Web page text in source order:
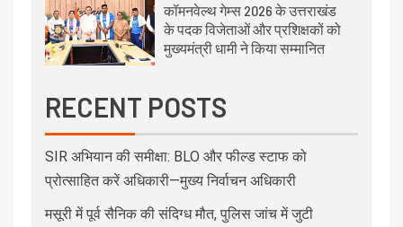
कॉमनवेल्थ गेम्स 2026 के उत्तराखंड
के पदक विजेताओं और प्रशिक्षकों को
मुख्यमंत्री धामी ने किया सम्मानित
RECENT POSTS
SIR अभियान की समीक्षा: BLO और फील्ड स्टाफ को
प्रोत्साहित करें अधिकारी—मुख्य निर्वाचन अधिकारी
मसूरी में पूर्व सैनिक की संदिग्ध मौत, पुलिस जांच में जुटी